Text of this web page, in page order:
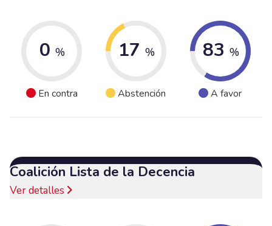
0 %
En contra
17 %
Abstención
83 %
A favor
Coalición Lista de la Decencia
Ver detalles